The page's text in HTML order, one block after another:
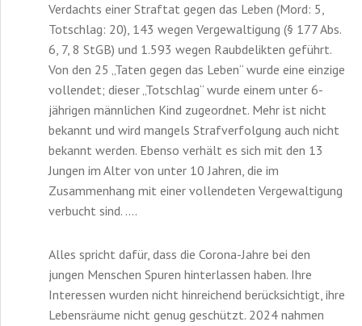
Verdachts einer Straftat gegen das Leben (Mord: 5,
Totschlag: 20), 143 wegen Vergewaltigung (§ 177 Abs.
6, 7, 8 StGB) und 1.593 wegen Raubdelikten geführt.
Von den 25 „Taten gegen das Leben“ wurde eine einzige
vollendet; dieser „Totschlag“ wurde einem unter 6-
jährigen männlichen Kind zugeordnet. Mehr ist nicht
bekannt und wird mangels Strafverfolgung auch nicht
bekannt werden. Ebenso verhält es sich mit den 13
Jungen im Alter von unter 10 Jahren, die im
Zusammenhang mit einer vollendeten Vergewaltigung
verbucht sind. ….
Alles spricht dafür, dass die Corona-Jahre bei den
jungen Menschen Spuren hinterlassen haben. Ihre
Interessen wurden nicht hinreichend berücksichtigt, ihre
Lebensräume nicht genug geschützt. 2024 nahmen